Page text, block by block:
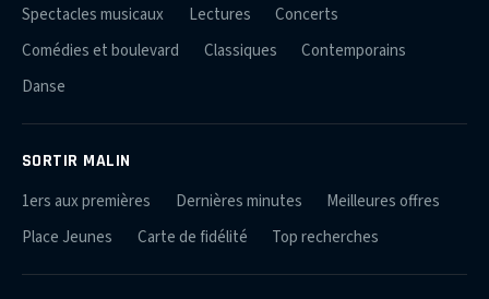
Spectacles musicaux
Lectures
Concerts
Comédies et boulevard
Classiques
Contemporains
Danse
SORTIR MALIN
1ers aux premières Dernières minutes
Meilleures offres
Place Jeunes
Carte de fidélité Top recherches